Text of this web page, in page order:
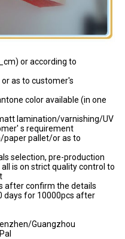
or according to
as to customer's
color available (in one
lamination/varnishing/UV
s requirement
paper pallet/or as to
selection, pre-production
is on strict quality control to
after confirm the details
days for 10000pcs after
Guangzhou